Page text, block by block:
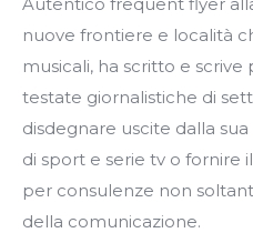
nuove frontiere e località
musicali, ha scritto e
testate giornalistiche di
disdegnare uscite dalla
di sport e serie tv o fornire
per consulenze non
della comunicazione.